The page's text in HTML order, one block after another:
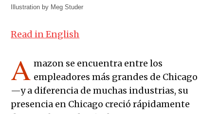
Illustration by Meg Studer
Read in English
A mazon se encuentra entre los
empleadores más grandes de Chicago
—y a diferencia de muchas industrias, su
presencia en Chicago creció rápidamente